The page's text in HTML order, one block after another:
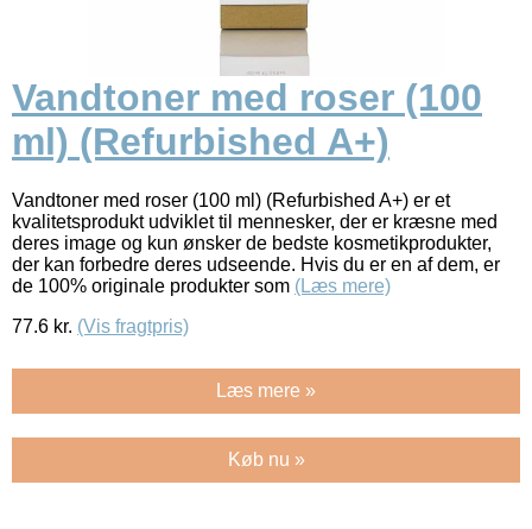
Vandtoner med roser (100
ml) (Refurbished A+)
Vandtoner med roser (100 ml) (Refurbished A+) er et
kvalitetsprodukt udviklet til mennesker, der er kræsne med
deres image og kun ønsker de bedste kosmetikprodukter,
der kan forbedre deres udseende. Hvis du er en af dem, er
de 100% originale produkter som (Læs mere)
77.6 kr. (Vis fragtpris)
Læs mere »
Køb nu »